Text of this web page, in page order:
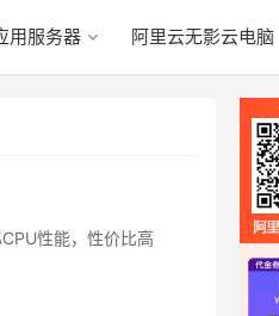
用服务器 阿里云无影云电脑
性能，性价比高